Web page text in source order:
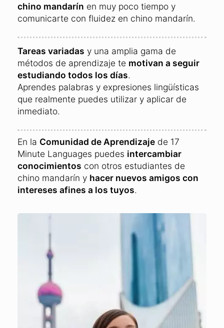
chino mandarín en muy poco tiempo y
comunicarte con fluidez en chino mandarín.
Tareas variadas y una amplia gama de
métodos de aprendizaje te motivan a seguir
estudiando todos los días.
Aprendes palabras y expresiones lingüísticas
que realmente puedes utilizar y aplicar de
inmediato.
En la Comunidad de Aprendizaje de 17
Minute Languages puedes intercambiar
conocimientos con otros estudiantes de
chino mandarín y hacer nuevos amigos con
intereses afines a los tuyos.